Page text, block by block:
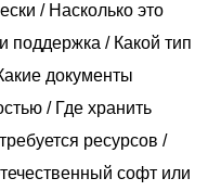
/ Насколько это
поддержка / Какой тип
документы
/ Где хранить
ресурсов /
софт или